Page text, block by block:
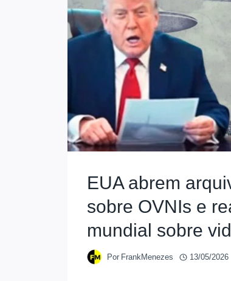
EUA abrem
sobre OVNIs e
mundial sobre
Por FrankMenezes 13/05/2026